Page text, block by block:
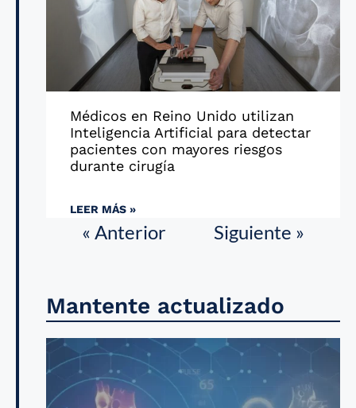
Médicos en Reino Unido utilizan
Inteligencia Artificial para detectar
pacientes con mayores riesgos
durante cirugía
LEER MÁS »
« Anterior Siguiente »
Mantente actualizado